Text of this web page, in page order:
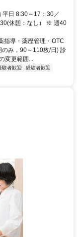
平日 8:30～17：30／
休憩：なし） ※ 週40
指導・薬歴管理・OTC
み，90～110枚/日) 診
変更範囲...
験者歓迎
経験者歓迎